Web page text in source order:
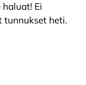
Ei
tunnukset heti.